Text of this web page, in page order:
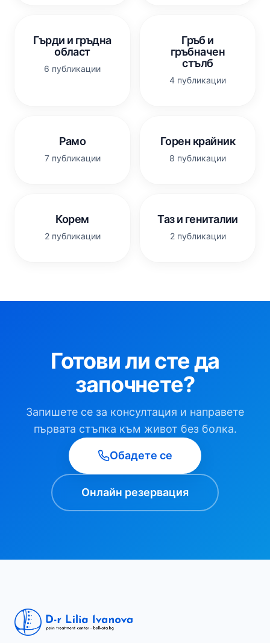
Гърди и гръдна
област
6 публикации
Гръб и
гръбначен
стълб
4 публикации
Рамо
7 публикации
Горен крайник
8 публикации
Корем
2 публикации
Таз и гениталии
2 публикации
Готови ли сте да
започнете?
Запишете се за консултация и направете
първата стъпка към живот без болка.
Обадете се
Онлайн резервация